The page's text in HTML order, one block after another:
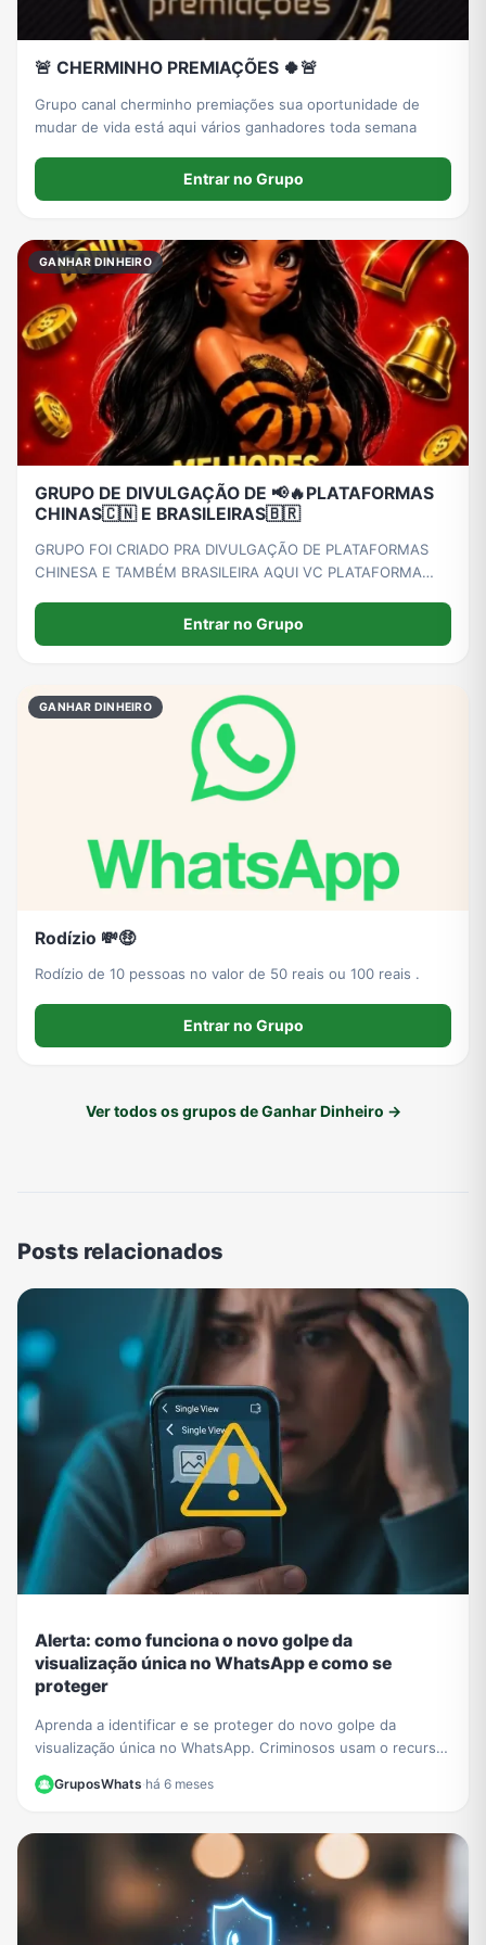
🚨 CHERMINHO PREMIAÇÕES 🍀🚨
Grupo canal cherminho premiações sua oportunidade de
mudar de vida está aqui vários ganhadores toda semana
Entrar no Grupo
GANHAR DINHEIRO
GRUPO DE DIVULGAÇÃO DE 📢🔥PLATAFORMAS
CHINAS🇨🇳 E BRASILEIRAS🇧🇷
GRUPO FOI CRIADO PRA DIVULGAÇÃO DE PLATAFORMAS
CHINESA E TAMBÉM BRASILEIRA AQUI VC PLATAFORMA
NÃO PODE FAZER SPAM NO GRUPO OBRIGADO. APENAS
PRA MAIOR DE 🔞 ANOS
Entrar no Grupo
GANHAR DINHEIRO
Rodízio 💸🤑
Rodízio de 10 pessoas no valor de 50 reais ou 100 reais .
Entrar no Grupo
Ver todos os grupos de Ganhar Dinheiro →
Posts relacionados
Alerta: como funciona o novo golpe da
visualização única no WhatsApp e como se
proteger
Aprenda a identificar e se proteger do novo golpe da
visualização única no WhatsApp. Criminosos usam o recurso
para extorquir vítimas. Saiba como agir.
GruposWhats·há 6 meses